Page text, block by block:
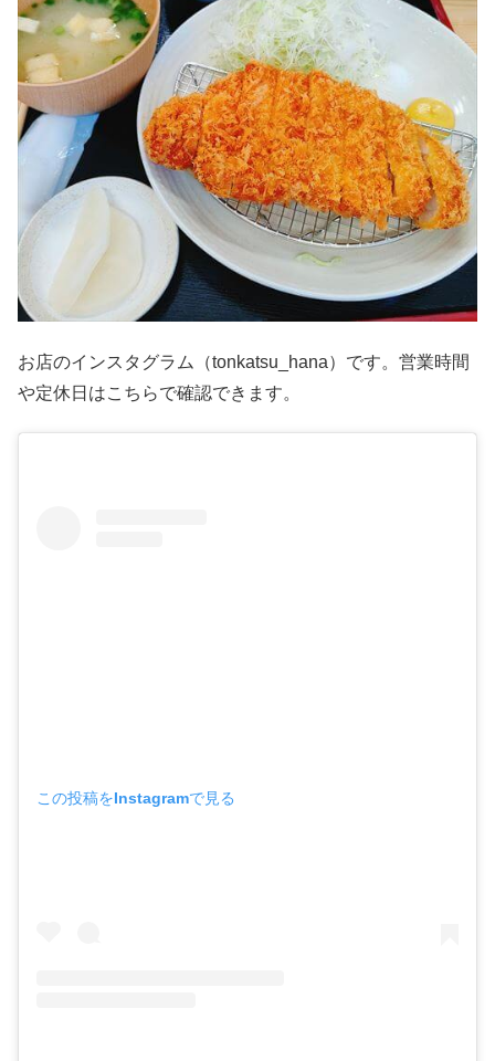
お店のインスタグラム（tonkatsu_hana）です。営業時間
や定休日はこちらで確認できます。
この投稿をInstagramで見る